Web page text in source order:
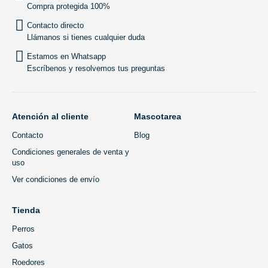
Compra protegida 100%
Contacto directo
Llámanos si tienes cualquier duda
Estamos en Whatsapp
Escríbenos y resolvemos tus preguntas
Atención al cliente
Contacto
Condiciones generales de venta y
uso
Ver condiciones de envío
Mascotarea
Blog
Tienda
Perros
Gatos
Roedores